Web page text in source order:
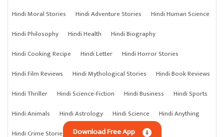
Hindi Moral Stories
Hindi Adventure Stories
Hindi Human Science
Hindi Philosophy
Hindi Health
Hindi Biography
Hindi Cooking Recipe
Hindi Letter
Hindi Horror Stories
Hindi Film Reviews
Hindi Mythological Stories
Hindi Book Reviews
Hindi Thriller
Hindi Science-Fiction Hindi Business
Hindi Sports
Hindi Animals
Hindi Astrology Hindi Science
Hindi Anything
Hindi Crime Stories
Download Free App